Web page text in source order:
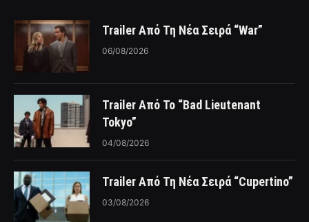
Trailer Από Τη Νέα Σειρά “War”
06/08/2026
Trailer Από Το “Bad Lieutenant
Tokyo”
04/08/2026
Trailer Από Τη Νέα Σειρά “Cupertino”
03/08/2026